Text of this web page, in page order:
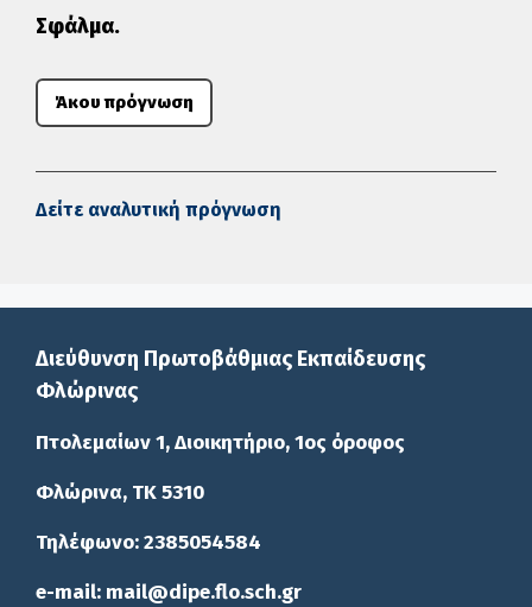
Σφάλμα.
Άκου πρόγνωση
Δείτε αναλυτική πρόγνωση
Διεύθυνση Πρωτοβάθμιας Εκπαίδευσης
Φλώρινας
Πτολεμαίων 1, Διοικητήριο, 1ος όροφος
Φλώρινα, ΤΚ 5310
Τηλέφωνο: 2385054584
e-mail: mail@dipe.flo.sch.gr